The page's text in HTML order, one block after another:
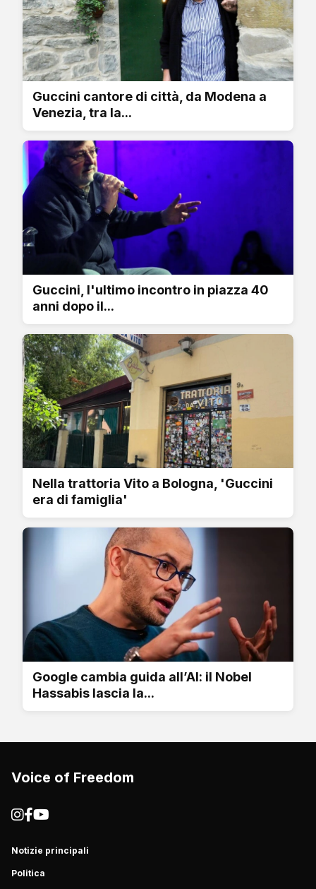
Guccini cantore di città, da Modena a
Venezia, tra la...
Guccini, l'ultimo incontro in piazza 40
anni dopo il...
Nella trattoria Vito a Bologna, 'Guccini
era di famiglia'
Google cambia guida all’AI: il Nobel
Hassabis lascia la...
Voice of Freedom
Notizie principali
Politica